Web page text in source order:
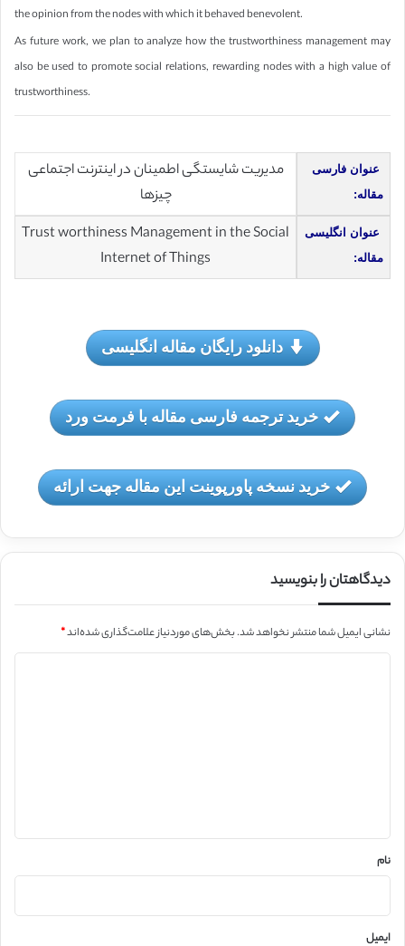
the opinion from the nodes with which it behaved benevolent.
As future work, we plan to analyze how the trustworthiness management may
also be used to promote social relations, rewarding nodes with a high value of
trustworthiness.
عنوان فارسی
مقاله:
مدیریت شایستگی اطمینان در اینترنت اجتماعی
چیزها
عنوان انگلیسی
مقاله:
Trust worthiness Management in the Social
Internet of Things
دانلود رایگان مقاله انگلیسی
خرید ترجمه فارسی مقاله با فرمت ورد
خرید نسخه پاورپوینت این مقاله جهت ارائه
دیدگاهتان را بنویسید
نشانی ایمیل شما منتشر نخواهد شد.بخش‌های موردنیاز علامت‌گذاری شده‌اند*
نام
ایمیل